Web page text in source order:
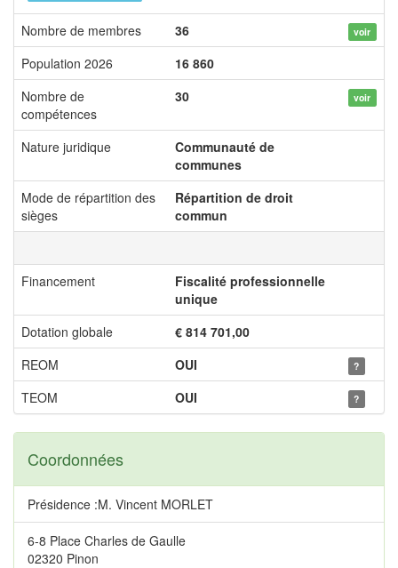
Nombre de membres 36 voir
Population 2026
16 860
Nombre de
compétences
30 voir
Nature juridique
Communauté de
communes
Mode de répartition des
sièges
Répartition de droit
commun
Financement
Fiscalité professionnelle
unique
Dotation globale
€ 814 701,00
REOM
OUI ?
TEOM OUI ?
Coordonnées
Présidence :M. Vincent MORLET
6-8 Place Charles de Gaulle
02320 Pinon